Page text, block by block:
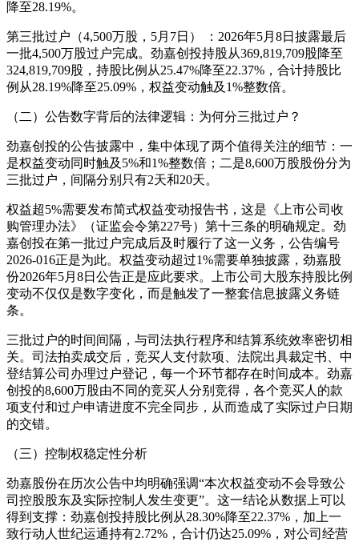
降至28.19%。
第三批过户（4,500万股，5月7日） ：2026年5月8日披露最后
一批4,500万股过户完成。劲嘉创投持股从369,819,709股降至
324,819,709股，持股比例从25.47%降至22.37%，合计持股比
例从28.19%降至25.09%，权益变动触及1%整数倍。
（二）公告数字背后的法律逻辑：为何分三批过户？
劲嘉创投的公告披露中，集中体现了两个值得关注的细节：一
是权益变动同时触及5%和1%整数倍；二是8,600万股股份分为
三批过户，间隔分别只有2天和20天。
权益超5%需要发布简式权益变动报告书，这是《上市公司收
购管理办法》（证监会令第227号）第十三条的明确规定。劲
嘉创投在第一批过户完成后及时履行了这一义务，公告编号
2026-016正是为此。权益变动超过1%需要单独披露，劲嘉股
份2026年5月8日公告正是应此要求。上市公司大股东持股比例
变动不仅仅是数字变化，而是触发了一整套信息披露义务链
条。
三批过户的时间间隔，与司法执行程序和结算系统效率密切相
关。司法拍卖成交后，竞买人支付款项、法院出具裁定书、中
登结算公司办理过户登记，每一个环节都存在时间成本。劲嘉
创投的8,600万股由不同的竞买人分别竞得，各个竞买人的款
项支付和过户申请进度不完全同步，从而造成了实际过户日期
的交错。
（三）控制权稳定性分析
劲嘉股份在历次公告中均明确强调“本次权益变动不会导致公
司控股股东及实际控制人发生变更”。这一结论从数据上可以
得到支撑：劲嘉创投持股比例从28.30%降至22.37%，加上一
致行动人世纪运通持有2.72%，合计仍达25.09%，对公司经营